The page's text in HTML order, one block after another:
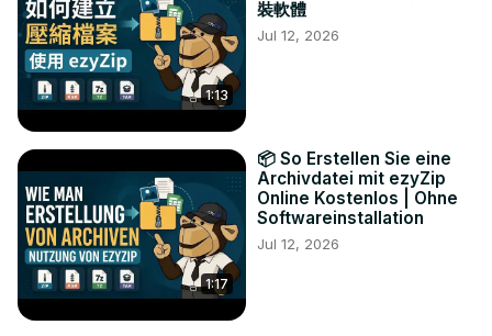
1:13
裝軟體
Jul 12, 2026
1:17
📦 So Erstellen Sie eine
Archivdatei mit ezyZip
Online Kostenlos | Ohne
Softwareinstallation
Jul 12, 2026